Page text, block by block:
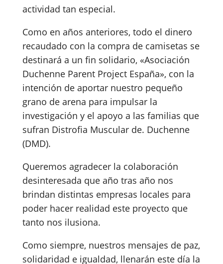
actividad tan especial.
Como en años anteriores, todo el dinero
recaudado con la compra de camisetas se
destinará a un fin solidario, «Asociación
Duchenne Parent Project España», con la
intención de aportar nuestro pequeño
grano de arena para impulsar la
investigación y el apoyo a las familias que
sufran Distrofia Muscular de. Duchenne
(DMD).
Queremos agradecer la colaboración
desinteresada que año tras año nos
brindan distintas empresas locales para
poder hacer realidad este proyecto que
tanto nos ilusiona.
Como siempre, nuestros mensajes de paz,
solidaridad e igualdad, llenarán este día la